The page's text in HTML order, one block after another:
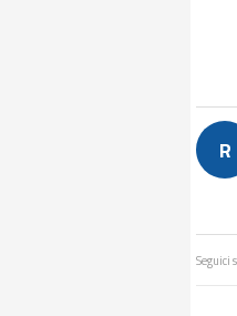
R
Seguici